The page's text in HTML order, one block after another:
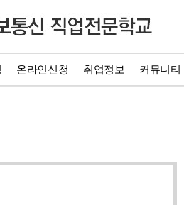
온라인신청 취업정보 커뮤니티